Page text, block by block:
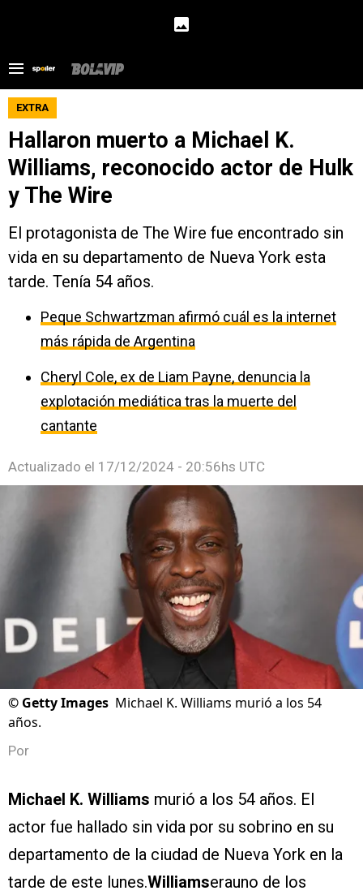
EXTRA
Hallaron muerto a Michael K.
Williams, reconocido actor de Hulk
y The Wire
El protagonista de The Wire fue encontrado sin
vida en su departamento de Nueva York esta
tarde. Tenía 54 años.
Peque Schwartzman afirmó cuál es la internet
más rápida de Argentina
Cheryl Cole, ex de Liam Payne, denuncia la
explotación mediática tras la muerte del
cantante
Actualizado el 17/12/2024 - 20:56hs UTC
© Getty Images Michael K. Williams murió a los 54
años.
Por
Michael K. Williams murió a los 54 años. El
actor fue hallado sin vida por su sobrino en su
departamento de la ciudad de Nueva York en la
tarde de este lunes.Williamserauno de los